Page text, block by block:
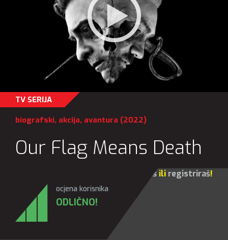
TV SERIJA
biografski, akcija, avantura (2022)
Our Flag Means Death
prijaviš ili registriraš!
ocjena korisnika
ODLIČNO!